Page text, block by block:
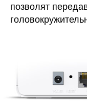
позволят